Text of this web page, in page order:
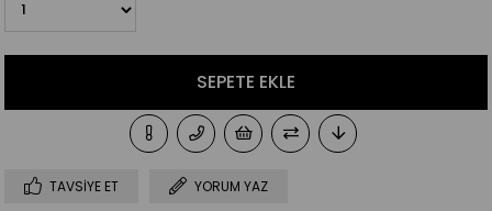
TAVSIYE ET YORUM YAZ